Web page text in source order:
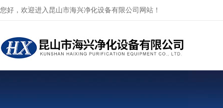
您好，欢迎进入昆山市海兴净化设备有限公司网站！